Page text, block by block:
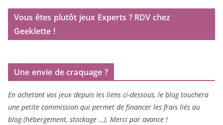
Vous êtes plutôt jeux Experts ? RDV chez
Geeklette !
Une envie de craquage ?
En achetant vos jeux depuis les liens ci-dessous, le blog touchera
une petite commission qui permet de financer les frais liés au
blog (hébergement, stockage …). Merci par avance !